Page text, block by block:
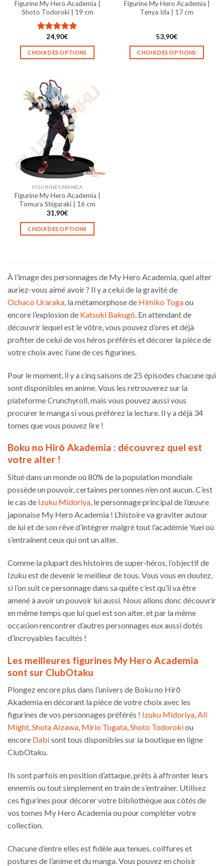
du
du
Figurine My Hero Academia |
Shoto Todoroki | 19 cm
Note5.00
sur 5
24,90€
CHOIX DES OPTIONS
a
plusieurs
variations.
Les
options
peuvent
être
choisies
la
page
du
produit
Figurine My Hero Academia |
Tenya Ida | 17 cm
53,90€
CHOIX DES OPTIONS
FIGURINES MANGA
Figurine My Hero Academia |
Tomura Shigaraki | 16 cm
31,90€
CHOIX DES OPTIONS
variations.
Les
options
peuvent
être
sur
la
du
produit
À l’image des personnages de My Hero Academia, quel alter
auriez-vous aimé avoir ? Il y a celui de la gravité de
Ochaco Uraraka , la métamorphose de Himiko Togaou
encore l’explosion de Katsuki Bakugô . En attendant de
découvrir lequel est le vôtre, vous pouvez d’ores et déjà
profiter de celui de vos héros préférés et décorer la pièce de
votre choix avec l’une de ces figurines.
Pour le moment, il y a cinq saisons de 25 épisodes chacune qui
sont disponibles en anime. Vous les retrouverez sur la
plateforme Crunchyroll, mais vous pouvez aussi vous
procurer le manga si vous préférez la lecture. Il y a déjà 34
tomes que vous pouvez lire !
Boku no Hirō Akademia : découvrez quel est
votre alter !
Situé dans un monde où 80% de la population mondiale
possède un pouvoir, certaines personnes n’en ont aucun. C’est
le cas de Izuku Midoriya, le personnage principal de l’œuvre
japonaise My Hero Academia ! L’histoire va graviter autour
de lui et de son rêve d’intégrer malgré tout l’académie Yuei où
s’entraînent ceux qui ont un alter.
Comme la plupart des histoires de super-héros, l’objectif de
Izuku est de devenir le meilleur de tous. Vous vous en doutez,
si l’on suit ce personnage dans sa quête c’est qu’il va être
amené à avoir un pouvoir lui aussi. Nous allons donc découvrir
en même temps que lui quel est son alter, et par la même
occasion rencontrer d’autres personnages eux aussi dotés
d’incroyables facultés !
Les meilleures figurines My Hero Academia
sont sur ClubOtaku
Plongez encore plus dans l’univers de Boku no Hirō
Akademia en décorant la pièce de votre choix avec les
figurines de vos personnages préférés ! Izuku Midoriya,All
Might,Shota Aizawa, Mirio Togata,Shoto Todorokiou
encore Dabisont tous disponibles sur la boutique en ligne
ClubOtaku.
Ils sont parfois en position d’attaque, prêts à affronter leurs
ennemis ou tout simplement en train de s’entraîner. Utilisez
ces figurines pour décorer votre bibliothèque aux côtés de
vos tomes My Hero Academia ou pour compléter votre
collection.
Chacune d’entre elles est fidèle aux tenues, coiffures et
postures de l’anime et du manga. Vous pouvez en choisir